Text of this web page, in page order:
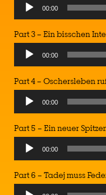
Audio
Player
00:00
Part 3 – Ein bisschen
Audio
Player
00:00
Part 4 – Oschersleben
Audio
Player
00:00
Part 5 – Ein neuer
Audio
Player
00:00
Part 6 – Tadej muss